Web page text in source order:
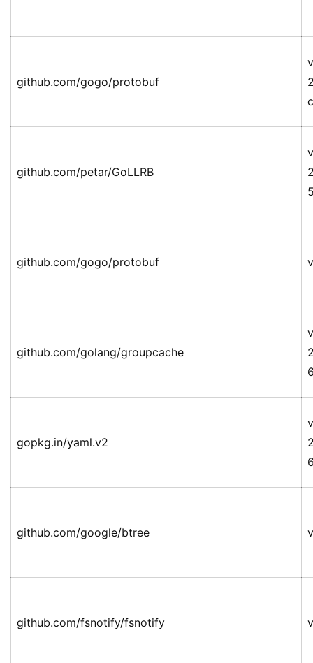
github.com/gogo/protobuf
github.com/petar/GoLLRB
github.com/gogo/protobuf
github.com/golang/groupcache
gopkg.in/yaml.v2
github.com/google/btree
github.com/fsnotify/fsnotify